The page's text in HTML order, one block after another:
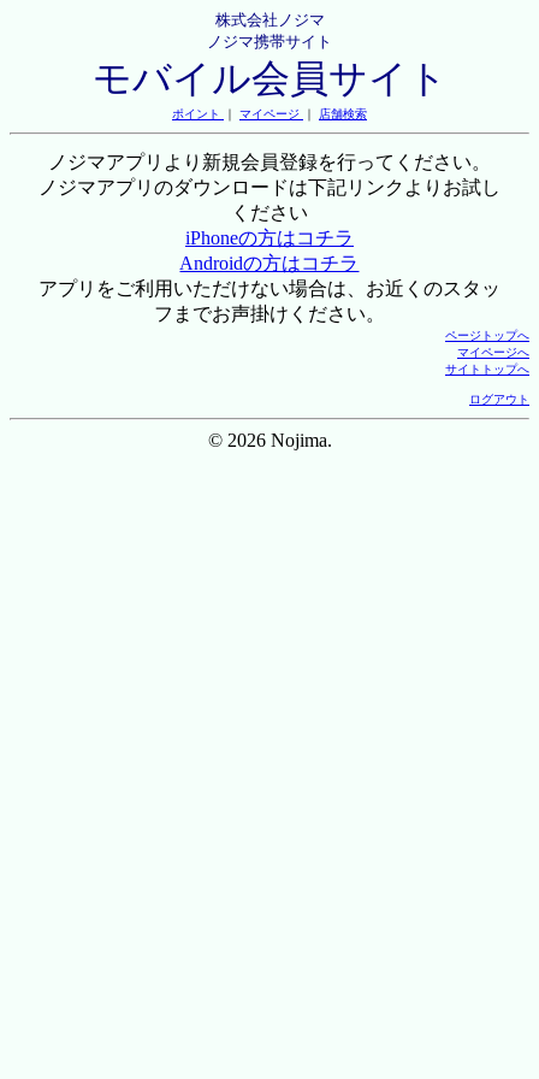
株式会社ノジマ
ノジマ携帯サイト
モバイル会員サイト
ポイント ｜ マイページ ｜ 店舗検索
ノジマアプリより新規会員登録を行ってください。
ノジマアプリのダウンロードは下記リンクよりお試し
ください
iPhoneの方はコチラ
Androidの方はコチラ
アプリをご利用いただけない場合は、お近くのスタッ
フまでお声掛けください。
ページトップへ
マイページへ
サイトトップへ
ログアウト
© 2026 Nojima.